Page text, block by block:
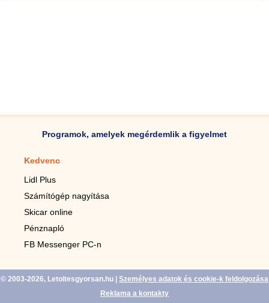
Programok, amelyek megérdemlik a figyelmet
Kedvenc
Lidl Plus
Számítógép nagyítása
Skicar online
Pénznapló
FB Messenger PC-n
© 2003-2026, Letoltesgyorsan.hu
Személyes adatok és cookie-k feldolgozása
Reklama a kontakty